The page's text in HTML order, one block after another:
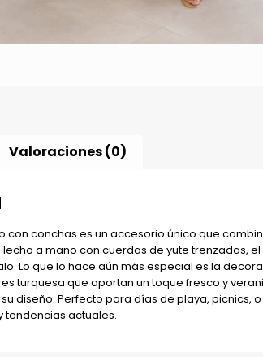
Valoraciones (0)
con conchas es un accesorio único que
a mano con cuerdas de yute trenzadas,
Lo que lo hace aún más especial es la
turquesa que aportan un toque fresco y
diseño. Perfecto para días de playa,
tendencias actuales.